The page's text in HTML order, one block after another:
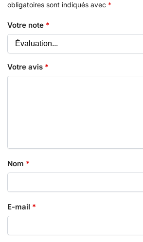
obligatoires sont indiqués avec *
Votre note *
Votre avis *
Nom *
E-mail *